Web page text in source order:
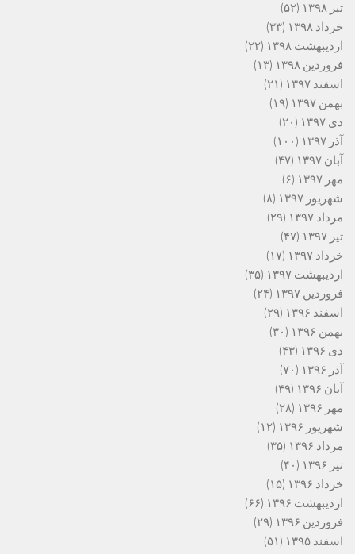
تیر ۱۳۹۸
(۵۲)
خرداد ۱۳۹۸
(۳۳)
اردیبهشت ۱۳۹۸
(۲۲)
فروردین ۱۳۹۸
(۱۳)
اسفند ۱۳۹۷
(۲۱)
بهمن ۱۳۹۷
(۱۹)
دی ۱۳۹۷
(۲۰)
آذر ۱۳۹۷
(۱۰۰)
آبان ۱۳۹۷
(۴۷)
مهر ۱۳۹۷
(۶)
شهریور ۱۳۹۷
(۸)
مرداد ۱۳۹۷
(۲۹)
تیر ۱۳۹۷
(۴۷)
خرداد ۱۳۹۷
(۱۷)
اردیبهشت ۱۳۹۷
(۳۵)
فروردین ۱۳۹۷
(۲۴)
اسفند ۱۳۹۶
(۲۹)
بهمن ۱۳۹۶
(۳۰)
دی ۱۳۹۶
(۴۳)
آذر ۱۳۹۶
(۷۰)
آبان ۱۳۹۶
(۴۹)
مهر ۱۳۹۶
(۲۸)
شهریور ۱۳۹۶
(۱۲)
مرداد ۱۳۹۶
(۳۵)
تیر ۱۳۹۶
(۴۰)
خرداد ۱۳۹۶
(۱۵)
اردیبهشت ۱۳۹۶
(۶۶)
فروردین ۱۳۹۶
(۲۹)
اسفند ۱۳۹۵
(۵۱)